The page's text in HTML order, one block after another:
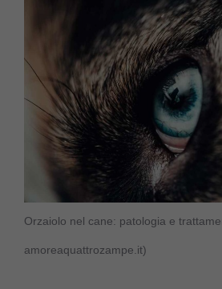
Orzaiolo nel cane: patologia e
amoreaquattrozampe.it)